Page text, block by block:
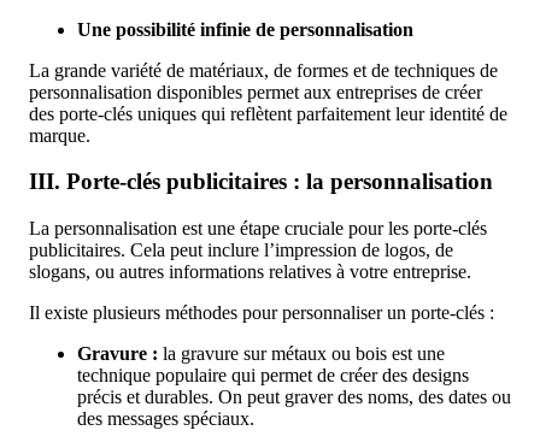
Une possibilité infinie de personnalisation
La grande variété de matériaux, de formes et de techniques de
personnalisation disponibles permet aux entreprises de créer
des porte-clés uniques qui reflètent parfaitement leur identité de
marque.
III. Porte-clés publicitaires : la personnalisation
La personnalisation est une étape cruciale pour les porte-clés
publicitaires. Cela peut inclure l’impression de logos, de
slogans, ou autres informations relatives à votre entreprise.
Il existe plusieurs méthodes pour personnaliser un porte-clés :
Gravure : la gravure sur métaux ou bois est une
technique populaire qui permet de créer des designs
précis et durables. On peut graver des noms, des dates ou
des messages spéciaux.